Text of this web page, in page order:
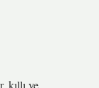
kıllı ve